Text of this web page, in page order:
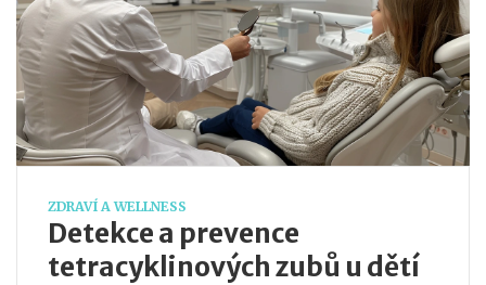
ZDRAVÍ A WELLNESS
Detekce a prevence
tetracyklinových zubů u dětí